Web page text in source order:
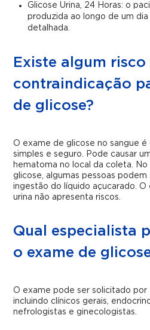
Glicose Urina, 24 Horas: o
produzida ao longo de um dia
detalhada.
Existe algum risco
contraindicação
de glicose?
O exame de glicose no sangue
simples e seguro. Pode causar
hematoma no local da coleta.
glicose, algumas pessoas
ingestão do líquido açucarado. O
urina não apresenta riscos.
Qual especialista
o exame de
O exame pode ser solicitado por
incluindo clínicos gerais,
nefrologistas e ginecologistas.